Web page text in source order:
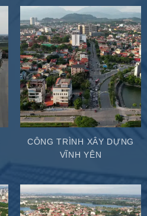
CÔNG TRÌNH XÂY DỰNG
VĨNH YÊN